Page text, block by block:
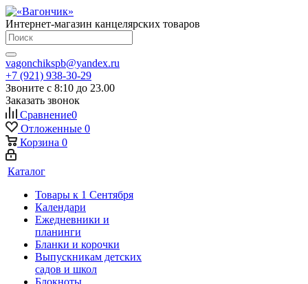
Интернет-магазин канцелярских товаров
vagonchikspb@yandex.ru
+7 (921) 938-30-29
Звоните с 8:10 до 23.00
Заказать звонок
Сравнение0
Отложенные 0
Корзина 0
Каталог
Товары к 1 Сентября
Календари
Ежедневники и
планинги
Бланки и корочки
Выпускникам детских
садов и школ
Блокноты